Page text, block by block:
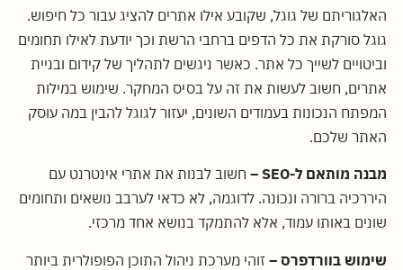
האלגוריתם של גוגל, שקובע אילו אתרים להציג עבור כל חיפוש.
גוגל סורקת את כל הדפים ברחבי הרשת וכך יודעת לאילו תחומים
וביטויים לשייך כל אתר. כאשר ניגשים לתהליך של קידום ובניית
אתרים, חשוב לעשות את זה על בסיס המחקר. שימוש במילות
המפתח הנכונות בעמודים השונים, יעזור לגוגל להבין במה עוסק
האתר שלכם.
מבנה מותאם ל-SEO –
חשוב לבנות את אתרי אינטרנט עם
היררכיה ברורה ונכונה. לדוגמה, לא כדאי לערבב נושאים ותחומים
שונים באותו עמוד, אלא להתמקד בנושא אחד מרכזי.
שימוש בוורדפרס –זוהי מערכת ניהול התוכן הפופולרית ביותר